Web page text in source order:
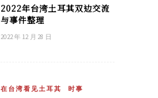
2022年台湾土耳其双边交流
与事件整理
2022 年 12 月 28 日
在台湾看见土耳其 时事